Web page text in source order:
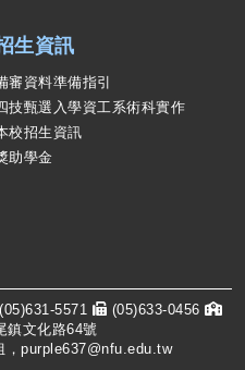
生資訊
審資料準備指引
技甄選入學資工系術科實作
校招生資訊
助學金
(05)631-5571
(05)633-0456
鎮文化路64號
，purple637@nfu.edu.tw